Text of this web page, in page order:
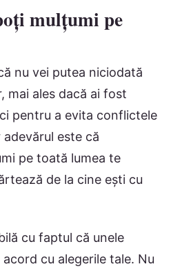
mulțumi pe
nu vei putea niciodată
mai ales dacă ai fost
pentru a evita conflictele
adevărul este că
pe toată lumea te
de la cine ești cu
cu faptul că unele
cu alegerile tale. Nu